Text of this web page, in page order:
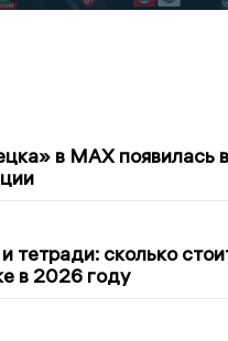
в MAX появилась
тетради: сколько
в 2026 году